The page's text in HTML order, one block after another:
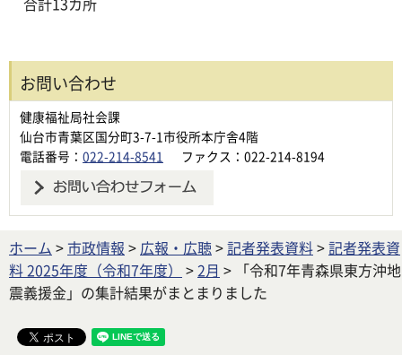
お問い合わせ
健康福祉局社会課
仙台市青葉区国分町3-7-1市役所本庁舎4階
電話番号： 022-214-8541 ファクス：022-214-8194
ホーム >市政情報 > 広報・広聴 >記者発表資料>記者発表資
料 2025年度（令和7年度）
>2月 > 「令和7年青森県東方沖地
震義援金」の集計結果がまとまりました